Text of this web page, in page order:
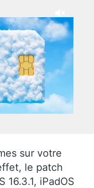
sur votre
le patch
16.3.1, iPadOS